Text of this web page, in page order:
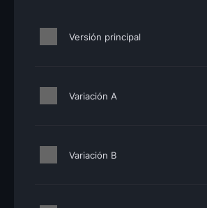
Versión principal
Variación A
Variación B